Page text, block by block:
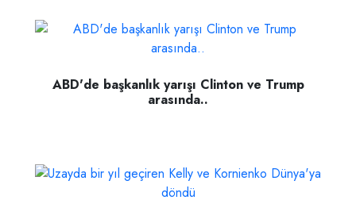
ABD'de başkanlık yarışı Clinton ve Trump
arasında..